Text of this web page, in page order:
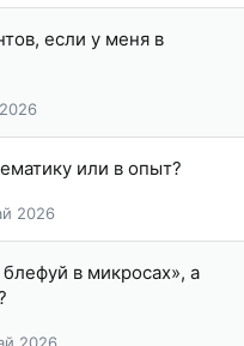
если у меня в
или в опыт?
2026
в микросах», а